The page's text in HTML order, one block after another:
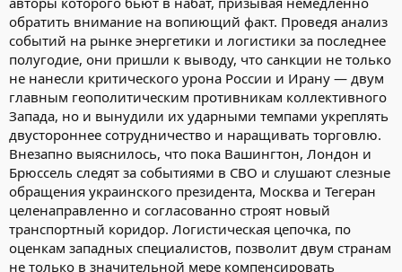
обратить внимание на вопиющий факт. Проведя анализ
событий на рынке энергетики и логистики за последнее
полугодие, они пришли к выводу, что санкции не только
не нанесли критического урона России и Ирану — двум
главным геополитическим противникам коллективного
Запада, но и вынудили их ударными темпами укреплять
двустороннее сотрудничество и наращивать торговлю.
Внезапно выяснилось, что пока Вашингтон, Лондон и
Брюссель следят за событиями в СВО и слушают слезные
обращения украинского президента, Москва и Тегеран
целенаправленно и согласованно строят новый
транспортный коридор. Логистическая цепочка, по
оценкам западных специалистов, позволит двум странам
не только в значительной мере компенсировать